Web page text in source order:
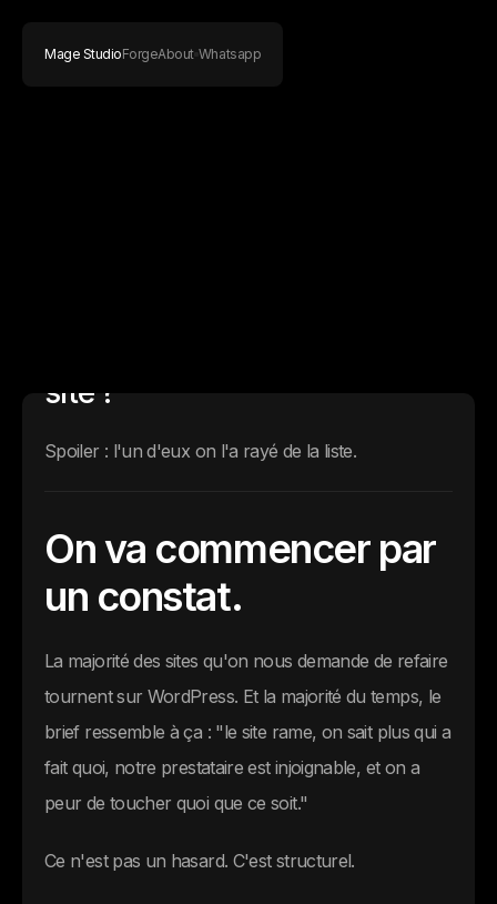
Mage StudioForgeAbout Whatsapp
site ?
Spoiler : l'un d'eux on l'a rayé de la liste.
On va commencer par
un constat.
La majorité des sites qu'on nous demande de refaire
tournent sur WordPress. Et la majorité du temps, le
brief ressemble à ça : "le site rame, on sait plus qui a
fait quoi, notre prestataire est injoignable, et on a
peur de toucher quoi que ce soit."
Ce n'est pas un hasard. C'est structurel.